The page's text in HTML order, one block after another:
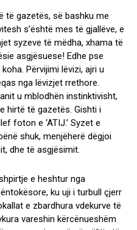
të gazetës, së bashku me
s’është mes të gjallëve, e
syzeve të mëdha, xhama të
asgjësuese! Edhe pse
Përvijimi lëvizi, ajri u
nga lëvizjet rrethore.
u mblodhën instinktivisht,
hirtë të gazetës. Gishti i
foton e ‘ATIJ.’ Syzet e
shuk, menjëherë dëgjoi
dhe të asgjësimit.
e heshtur nga
ku uji i turbull çjerr
e zbardhura vdekurve të
vareshin kërcënueshëm